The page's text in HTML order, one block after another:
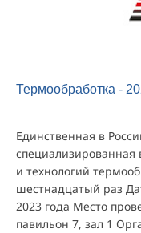
Термообработка -
Единственная в
специализированная
и технологий
шестнадцатый раз
2023 года Место
павильон 7, зал 1